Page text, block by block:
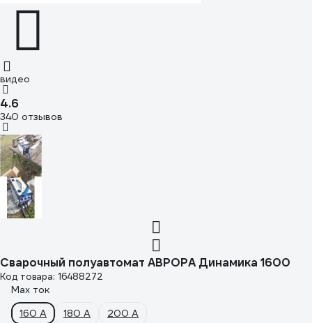
видео
4.6
340 отзывов
Сварочный полуавтомат АВРОРА Динамика 1600
Код товара: 16488272
Max ток
160 А
180 А
200 А